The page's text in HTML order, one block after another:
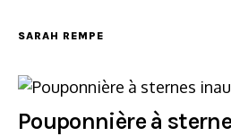
SARAH REMPE
Pouponnière à